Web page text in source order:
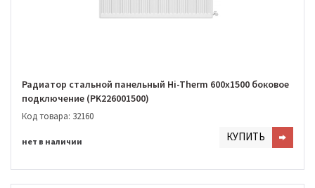
Радиатор стальной панельный Hi-Therm 600х1500 боковое
подключение (PK226001500)
Код товара: 32160
нет в наличии КУПИТЬ